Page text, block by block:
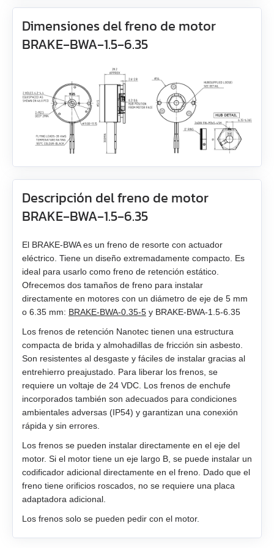
AS4118L1804‑E
AS5918L4204-ENM24
AS8918L9504‑E24
EM3J-04
EM3J-08
EM3G-09
EM3G-13
EM3G-29
EM3G-44
EM3G-55
EM3G-75
EM3L-10
EM3L-20
EM3L-30
EM3L-40
EMB-1A
EMB-1E
ZK‑M12
USB-RS485
Dimensiones del freno de motor
BRAKE‑BWA‑1.5‑6.35
Descripción del freno de motor
BRAKE‑BWA‑1.5‑6.35
El BRAKE-BWA es un freno de resorte con actuador
eléctrico. Tiene un diseño extremadamente compacto. Es
ideal para usarlo como freno de retención estático.
Ofrecemos dos tamaños de freno para instalar
directamente en motores con un diámetro de eje de 5 mm
o 6.35 mm: BRAKE‑BWA‑0.35‑5 y BRAKE‑BWA‑1.5‑6.35
Los frenos de retención Nanotec tienen una estructura
compacta de brida y almohadillas de fricción sin asbesto.
Son resistentes al desgaste y fáciles de instalar gracias al
entrehierro preajustado. Para liberar los frenos, se
requiere un voltaje de 24 VDC. Los frenos de enchufe
incorporados también son adecuados para condiciones
ambientales adversas (IP54) y garantizan una conexión
rápida y sin errores.
Los frenos se pueden instalar directamente en el eje del
motor. Si el motor tiene un eje largo B, se puede instalar un
codificador adicional directamente en el freno. Dado que el
freno tiene orificios roscados, no se requiere una placa
adaptadora adicional.
Los frenos solo se pueden pedir con el motor.